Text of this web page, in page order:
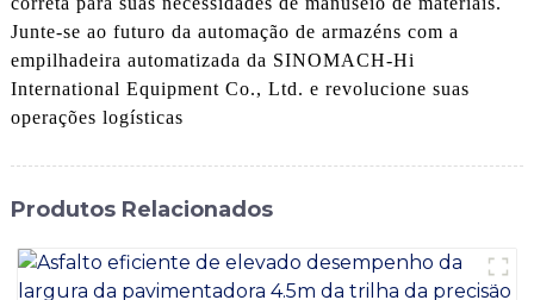
Junte-se ao futuro da automação de armazéns com a
empilhadeira automatizada da SINOMACH-Hi
International Equipment Co., Ltd. e revolucione suas
operações logísticas
Produtos Relacionados